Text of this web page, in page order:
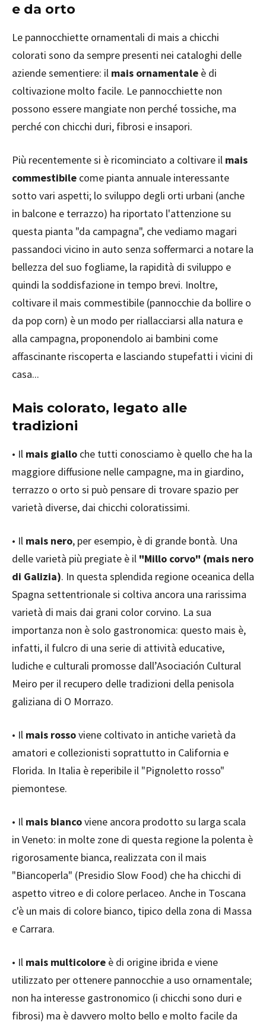
e da orto
Le pannocchiette ornamentali di mais a chicchi
colorati sono da sempre presenti nei cataloghi delle
aziende sementiere: il mais ornamentale è di
coltivazione molto facile. Le pannocchiette non
possono essere mangiate non perché tossiche, ma
perché con chicchi duri, fibrosi e insapori.
Più recentemente si è ricominciato a coltivare il mais
commestibile come pianta annuale interessante
sotto vari aspetti; lo sviluppo degli orti urbani (anche
in balcone e terrazzo) ha riportato l'attenzione su
questa pianta "da campagna", che vediamo magari
passandoci vicino in auto senza soffermarci a notare la
bellezza del suo fogliame, la rapidità di sviluppo e
quindi la soddisfazione in tempo brevi. Inoltre,
coltivare il mais commestibile (pannocchie da bollire o
da pop corn) è un modo per riallacciarsi alla natura e
alla campagna, proponendolo ai bambini come
affascinante riscoperta e lasciando stupefatti i vicini di
casa...
Mais colorato, legato alle
tradizioni
• Il mais giallo che tutti conosciamo è quello che ha la
maggiore diffusione nelle campagne, ma in giardino,
terrazzo o orto si può pensare di trovare spazio per
varietà diverse, dai chicchi coloratissimi.
• Il mais nero, per esempio, è di grande bontà. Una
delle varietà più pregiate è il "Millo corvo" (mais nero
di Galizia). In questa splendida regione oceanica della
Spagna settentrionale si coltiva ancora una rarissima
varietà di mais dai grani color corvino. La sua
importanza non è solo gastronomica: questo mais è,
infatti, il fulcro di una serie di attività educative,
ludiche e culturali promosse dall’Asociación Cultural
Meiro per il recupero delle tradizioni della penisola
galiziana di O Morrazo.
• Il mais rossoviene coltivato in antiche varietà da
amatori e collezionisti soprattutto in California e
Florida. In Italia è reperibile il "Pignoletto rosso"
piemontese.
• Il mais biancoviene ancora prodotto su larga scala
in Veneto: in molte zone di questa regione la polenta è
rigorosamente bianca, realizzata con il mais
"Biancoperla" (Presidio Slow Food) che ha chicchi di
aspetto vitreo e di colore perlaceo. Anche in Toscana
c'è un mais di colore bianco, tipico della zona di Massa
e Carrara.
• Il mais multicolore è di origine ibrida e viene
utilizzato per ottenere pannocchie a uso ornamentale;
non ha interesse gastronomico (i chicchi sono duri e
fibrosi) ma è davvero molto bello e molto facile da